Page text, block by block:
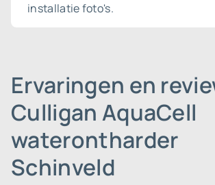
installatie foto's.
Ervaringen en
Culligan AquaCell
waterontharder
Schinveld